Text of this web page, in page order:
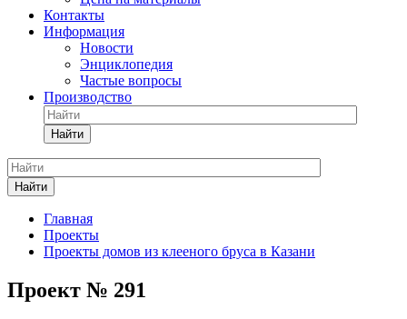
Контакты
Информация
Новости
Энциклопедия
Частые вопросы
Производство
Найти
Найти
Главная
Проекты
Проекты домов из клееного бруса в Казани
Проект № 291